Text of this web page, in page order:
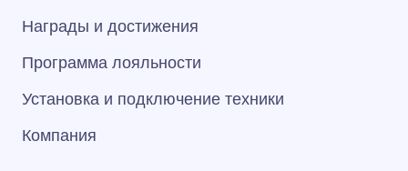
Награды и достижения
Программа лояльности
Установка и подключение техники
Компания